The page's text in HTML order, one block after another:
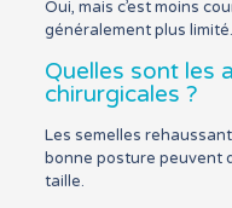
Oui, mais c’est moins
généralement plus limité.
Quelles sont les
chirurgicales ?
Les semelles
bonne posture peuvent
taille.